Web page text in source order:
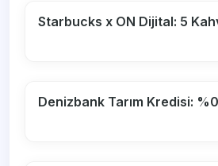
Starbucks x ON Dijital: 5
Denizbank Tarım Kredisi: